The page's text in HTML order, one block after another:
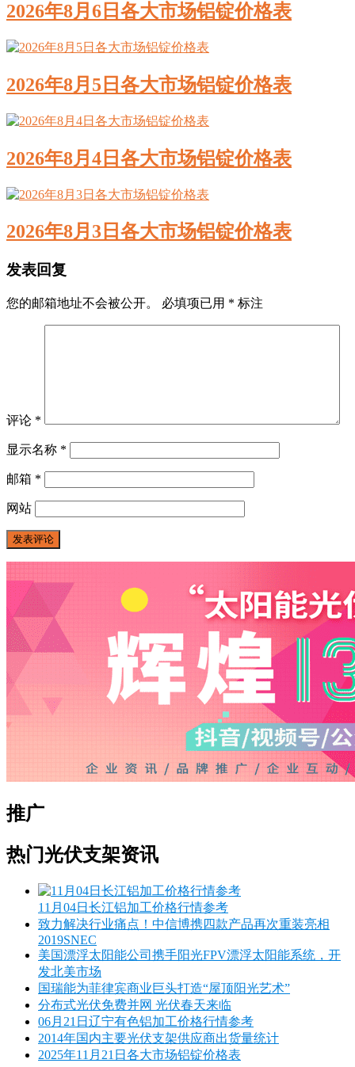
2026年8月6日各大市场铝锭价格表
2026年8月5日各大市场铝锭价格表
2026年8月4日各大市场铝锭价格表
2026年8月3日各大市场铝锭价格表
发表回复
您的邮箱地址不会被公开。 必填项已用 * 标注
评论 *
显示名称 *
邮箱 *
网站
推广
热门光伏支架资讯
11月04日长江铝加工价格行情参考
致力解决行业痛点！中信博携四款产品再次重装亮相
2019SNEC
美国漂浮太阳能公司携手阳光FPV漂浮太阳能系统，开
发北美市场
国瑞能为菲律宾商业巨头打造“屋顶阳光艺术”
分布式光伏免费并网 光伏春天来临
06月21日辽宁有色铝加工价格行情参考
2014年国内主要光伏支架供应商出货量统计
2025年11月21日各大市场铝锭价格表